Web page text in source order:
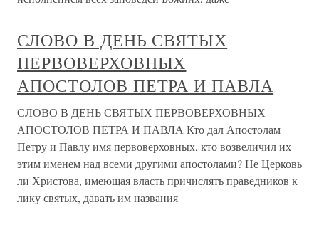
СЛОВО В ДЕНЬ СВЯТЫХ
ПЕРВОВЕРХОВНЫХ
АПОСТОЛОВ ПЕТРА И ПАВЛА
СЛОВО В ДЕНЬ СВЯТЫХ ПЕРВОВЕРХОВНЫХ
АПОСТОЛОВ ПЕТРА И ПАВЛА Кто дал Апостолам
Петру и Павлу имя первоверховных, кто возвеличил их
этим именем над всеми другими апостолами? Не Церковь
ли Христова, имеющая власть причислять праведников к
лику святых, давать им названия